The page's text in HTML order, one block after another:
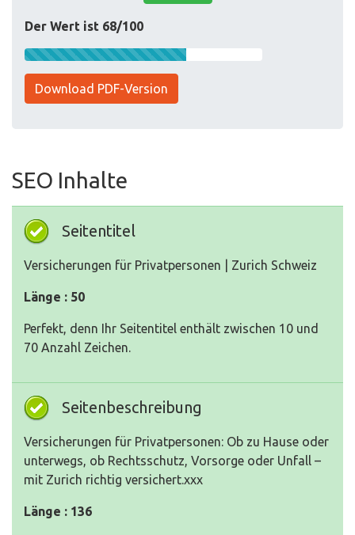
Der Wert ist 68/100
Download PDF-Version
SEO Inhalte
Seitentitel
Versicherungen für Privatpersonen | Zurich Schweiz
Länge : 50
Perfekt, denn Ihr Seitentitel enthält zwischen 10 und
70 Anzahl Zeichen.
Seitenbeschreibung
Versicherungen für Privatpersonen: Ob zu Hause oder
unterwegs, ob Rechtsschutz, Vorsorge oder Unfall –
mit Zurich richtig versichert.xxx
Länge : 136